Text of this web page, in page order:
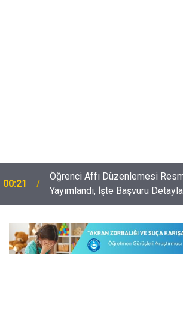
00:21
Öğrenci Affı Düzenlemesi
Yayımlandı, İşte Başvuru